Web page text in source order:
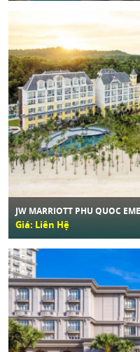
JW MARRIOTT PHU QUOC
Giá: Liên Hệ